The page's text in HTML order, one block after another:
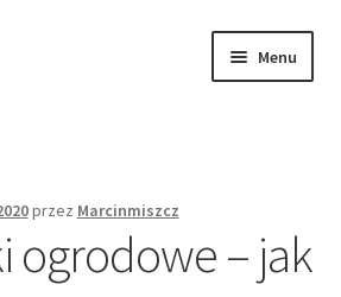
Menu
przez Marcinmiszcz
ogrodowe – jak